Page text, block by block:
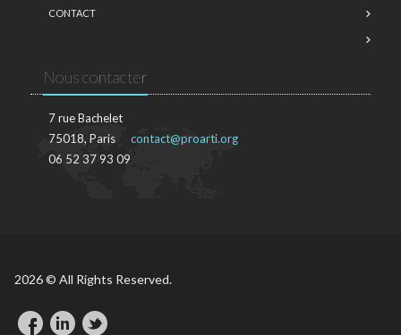
CONTACT
Nous contacter
7 rue Bachelet
75018, Paris
06 52 37 93 09
contact@proarti.org
2026 © All Rights Reserved.